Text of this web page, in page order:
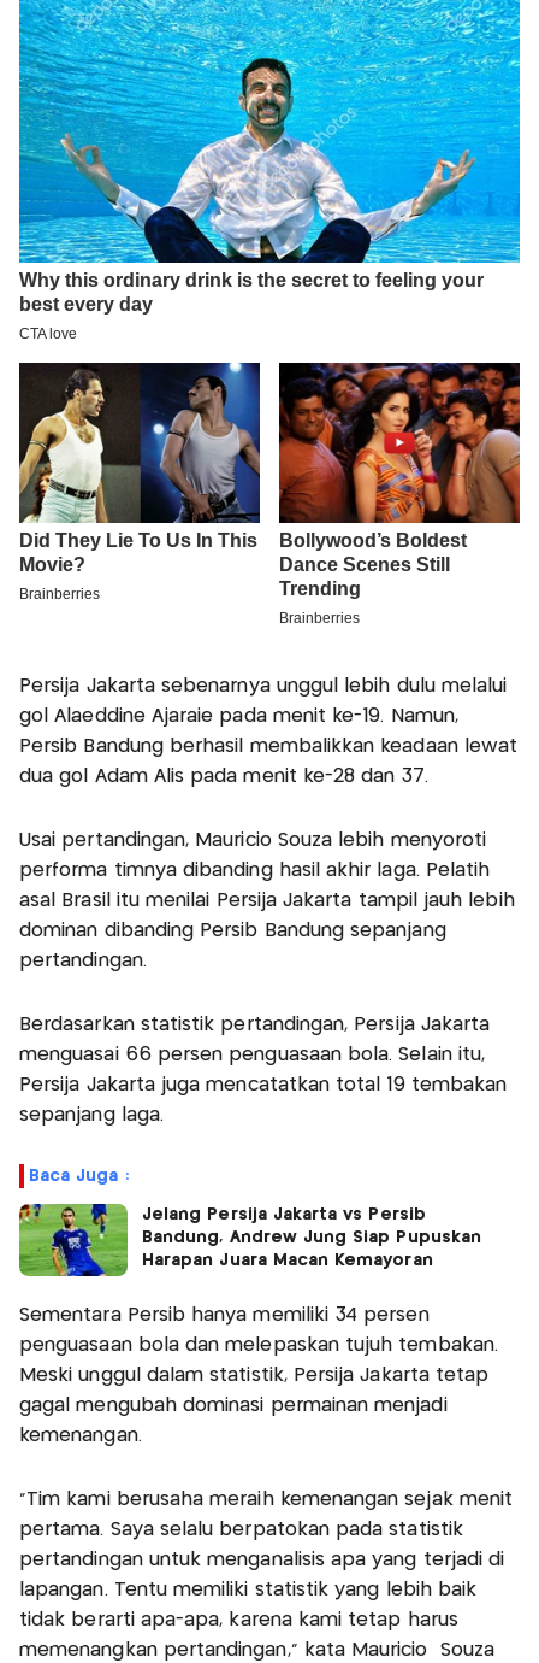
Persija Jakarta sebenarnya unggul lebih dulu melalui
gol Alaeddine Ajaraie pada menit ke-19. Namun,
Persib Bandung berhasil membalikkan keadaan lewat
dua gol Adam Alis pada menit ke-28 dan 37.
Usai pertandingan, Mauricio Souza lebih menyoroti
performa timnya dibanding hasil akhir laga. Pelatih
asal Brasil itu menilai Persija Jakarta tampil jauh lebih
dominan dibanding Persib Bandung sepanjang
pertandingan.
Berdasarkan statistik pertandingan, Persija Jakarta
menguasai 66 persen penguasaan bola. Selain itu,
Persija Jakarta juga mencatatkan total 19 tembakan
sepanjang laga.
Baca Juga :
Jelang Persija Jakarta vs Persib
Bandung, Andrew Jung Siap Pupuskan
Harapan Juara Macan Kemayoran
Sementara Persib hanya memiliki 34 persen
penguasaan bola dan melepaskan tujuh tembakan.
Meski unggul dalam statistik, Persija Jakarta tetap
gagal mengubah dominasi permainan menjadi
kemenangan.
“Tim kami berusaha meraih kemenangan sejak menit
pertama. Saya selalu berpatokan pada statistik
pertandingan untuk menganalisis apa yang terjadi di
lapangan. Tentu memiliki statistik yang lebih baik
tidak berarti apa-apa, karena kami tetap harus
memenangkan pertandingan,” kata Mauricio Souza